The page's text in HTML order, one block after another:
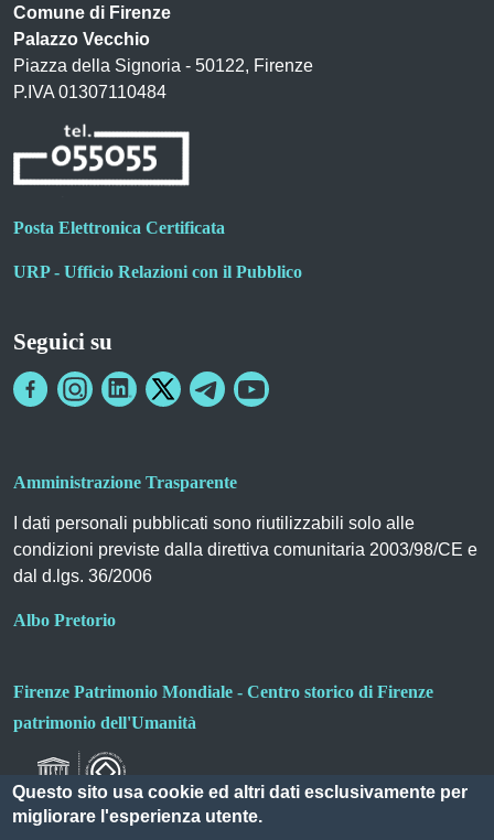
Comune di Firenze
Palazzo Vecchio
Piazza della Signoria - 50122, Firenze
P.IVA 01307110484
Posta Elettronica Certificata
URP - Ufficio Relazioni con il Pubblico
Seguici su
Amministrazione Trasparente
I dati personali pubblicati sono riutilizzabili solo alle
condizioni previste dalla direttiva comunitaria 2003/98/CE e
dal d.lgs. 36/2006
Albo Pretorio
Firenze Patrimonio Mondiale - Centro storico di Firenze
patrimonio dell'Umanità
Questo sito usa cookie ed altri dati esclusivamente per
migliorare l'esperienza utente.